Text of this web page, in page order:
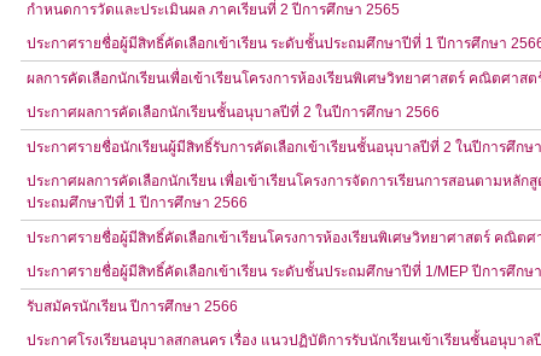
กำหนดการวัดและประเมินผล ภาคเรียนที่ 2 ปีการศึกษา 2565
ประกาศรายชื่อผู้มีสิทธิ์คัดเลือกเข้าเรียน ระดับชั้นประถมศึกษาปีที่ 1 ปีการศึกษา
ผลการคัดเลือกนักเรียนเพื่อเข้าเรียนโครงการห้องเรียนพิเศษวิทยาศาสตร์ คณิตศา
ประกาศผลการคัดเลือกนักเรียนชั้นอนุบาลปีที่ 2 ในปีการศึกษา 2566
ประกาศรายชื่อนักเรียนผู้มีสิทธิ์รับการคัดเลือกเข้าเรียนชั้นอนุบาลปีที่ 2 ในปีการศึกษ
ประกาศผลการคัดเลือกนักเรียน เพื่อเข้าเรียนโครงการจัดการเรียนการสอนตามหลั
ประถมศึกษาปีที่ 1 ปีการศึกษา 2566
ประกาศรายชื่อผู้มีสิทธิ์คัดเลือกเข้าเรียนโครงการห้องเรียนพิเศษวิทยาศาสตร์ คณิ
ประกาศรายชื่อผู้มีสิทธิ์คัดเลือกเข้าเรียน ระดับชั้นประถมศึกษาปีที่ 1/MEP ปีการศึกษ
รับสมัครนักเรียน ปีการศึกษา 2566
ประกาศโรงเรียนอนุบาลสกลนคร เรื่อง แนวปฏิบัติการรับนักเรียนเข้าเรียนชั้นอนุบ